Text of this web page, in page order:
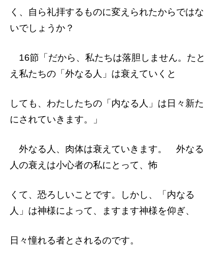
く、自ら礼拝するものに変えられたからではな
いでしょうか？
16節「だから、私たちは落胆しません。 たと
え私たちの「外なる人」は衰えていくと
しても、わたしたちの「内なる人」は日々新た
にされていきます。」
外なる人、肉体は衰えていきます。
外なる
人の衰えは小心者の私にとって、怖
くて、恐ろしいことです。しかし、「内なる
人」は神様によって、ますます神様を仰ぎ、
日々憧れる者とされるのです。